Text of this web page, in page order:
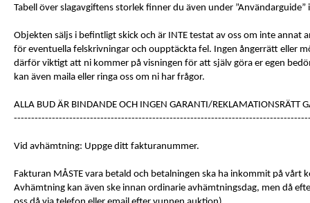
Tabell över slagavgiftens storlek finner du även under
Objekten säljs i befintligt skick och är INTE testat av oss om inte annat
för eventuella felskrivningar och oupptäckta fel. Ingen ångerrätt eller
därför viktigt att ni kommer på visningen för att själv göra er egen
kan även maila eller ringa oss om ni har frågor.
ALLA BUD ÄR BINDANDE OCH INGEN GARANTI/REKLAMATIONSRÄTT
Vid avhämtning: Uppge ditt fakturanummer.
Fakturan MÅSTE vara betald och betalningen ska ha inkommit på vårt
Avhämtning kan även ske innan ordinarie avhämtningsdag, men då